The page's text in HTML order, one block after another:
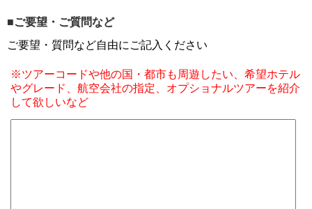
■ご要望・ご質問など
ご要望・質問など自由にご記入ください
※ツアーコードや他の国・都市も周遊したい、希望ホテル
やグレード、航空会社の指定、オプショナルツアーを紹介
して欲しいなど